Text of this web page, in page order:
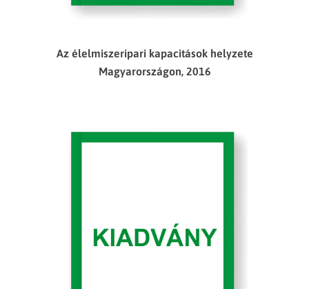
Az élelmiszeripari kapacitások helyzete
Magyarországon, 2016